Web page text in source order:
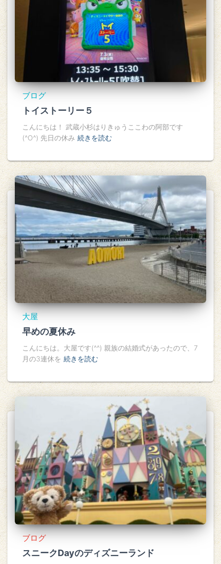
ブログ
トイストーリー５
こんにちは！ 武蔵小杉はりきゅうここわの阿部です
(^O^) 先日の休み 続きを読む
大屋
早めの夏休み
こんにちは。大屋です(^^) 親族の結婚式があったので、7
月の3連休を 続きを読む
ブログ
スニークDayのディズニーランド